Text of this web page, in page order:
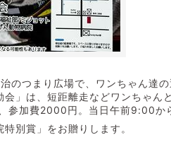
のつまり広場で、ワンちゃん達
」は、短距離走などワンちゃん
参加費2000円。当日午前9:00か
別賞」をお贈りします。